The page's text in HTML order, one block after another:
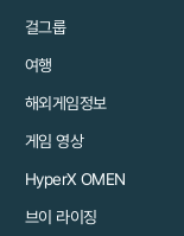
걸그룹
여행
해외게임정보
게임 영상
HyperX OMEN
브이 라이징